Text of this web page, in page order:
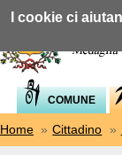
COMUNE
Home » Cittadino »
I cookie ci